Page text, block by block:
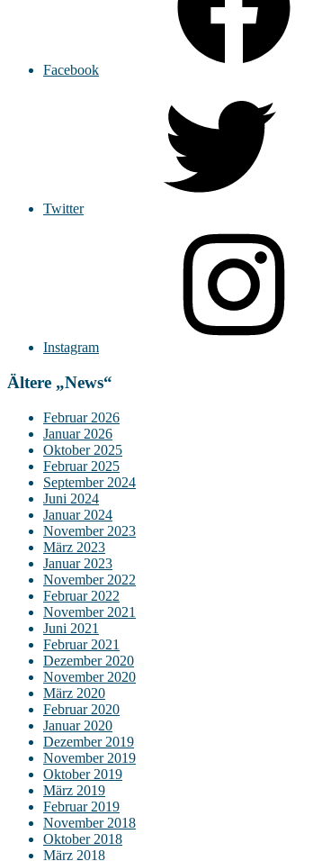
Facebook
Twitter
Instagram
Ältere „News“
Februar 2026
Januar 2026
Oktober 2025
Februar 2025
September 2024
Juni 2024
Januar 2024
November 2023
März 2023
Januar 2023
November 2022
Februar 2022
November 2021
Juni 2021
Februar 2021
Dezember 2020
November 2020
März 2020
Februar 2020
Januar 2020
Dezember 2019
November 2019
Oktober 2019
März 2019
Februar 2019
November 2018
Oktober 2018
März 2018